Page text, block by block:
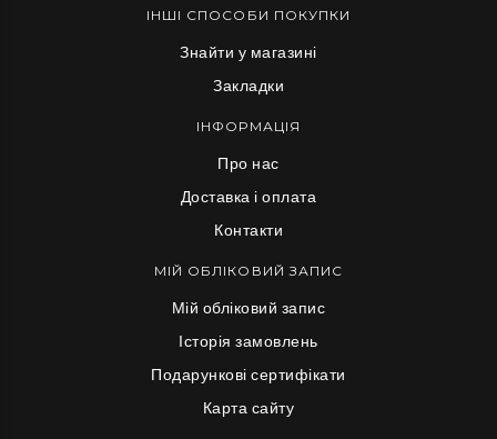
ІНШІ СПОСОБИ ПОКУПКИ
Знайти у магазині
Закладки
ІНФОРМАЦІЯ
Про нас
Доставка і оплата
Контакти
МІЙ ОБЛІКОВИЙ ЗАПИС
Мій обліковий запис
Історія замовлень
Подарункові сертифікати
Карта сайту